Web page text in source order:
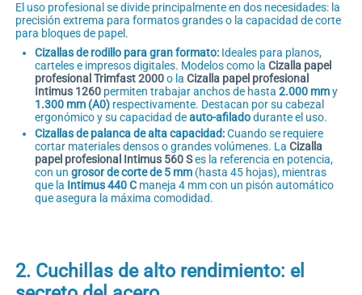
El uso profesional se divide principalmente en dos necesidades: la
precisión extrema para formatos grandes o la capacidad de corte
para bloques de papel.
Cizallas de rodillo para gran formato: Ideales para planos,
carteles e impresos digitales. Modelos como la Cizalla papel
profesional Trimfast 2000o la Cizalla papel profesional
Intimus 1260 permiten trabajar anchos de hasta 2.000 mmy
1.300 mm (A0) respectivamente. Destacan por su cabezal
ergonómico y su capacidad deauto-afiladodurante el uso.
Cizallas de palanca de alta capacidad:Cuando se requiere
cortar materiales densos o grandes volúmenes. La Cizalla
papel profesional Intimus 560 Ses la referencia en potencia,
con un grosor de corte de 5 mm (hasta 45 hojas), mientras
que la Intimus 440 C maneja 4 mm con un pisón automático
que asegura la máxima comodidad.
2. Cuchillas de alto rendimiento: el